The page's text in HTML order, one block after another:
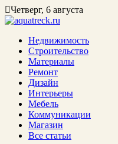
Четверг, 6 августа
Недвижимость
Строительство
Материалы
Ремонт
Дизайн
Интерьеры
Мебель
Коммуникации
Магазин
Все статьи